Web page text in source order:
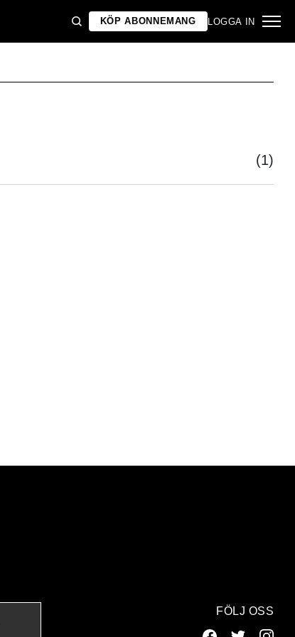
KÖP ABONNEMANG LOGGA IN
(1)
FÖLJ OSS